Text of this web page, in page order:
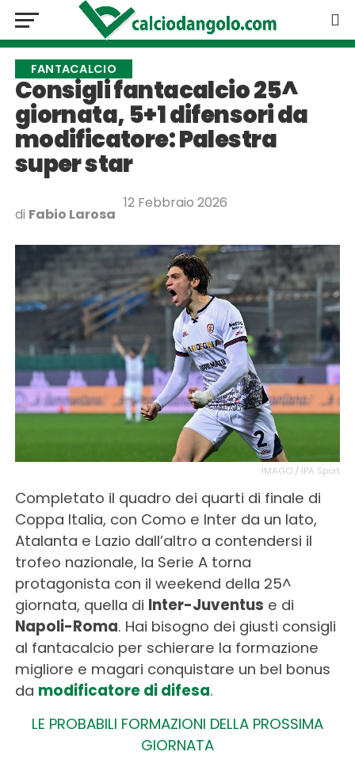
FANTACALCIO
Consigli fantacalcio 25^
giornata, 5+1 difensori da
modificatore: Palestra
super star
di Fabio Larosa
12 Febbraio 2026
IMAGO / IPA Sport
Completato il quadro dei quarti di finale di
Coppa Italia, con Como e Inter da un lato,
Atalanta e Lazio dall’altro a contendersi il
trofeo nazionale, la Serie A torna
protagonista con il weekend della 25^
giornata, quella di Inter-Juventus e di
Napoli-Roma. Hai bisogno dei giusti consigli
al fantacalcio per schierare la formazione
migliore e magari conquistare un bel bonus
da modificatore di difesa.
LE PROBABILI FORMAZIONI DELLA PROSSIMA
GIORNATA